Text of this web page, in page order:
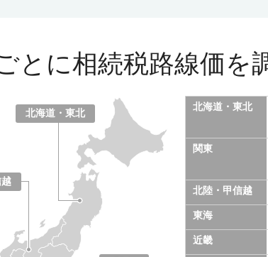
とに相続税路線価を
北海道・東北
北海道・東北
関東
北陸・甲信越
東海
近畿